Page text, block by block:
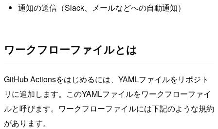
通知の送信（Slack、メールなどへの自動通知）
ワークフローファイルとは
GitHub Actionsをはじめるには、YAMLファイルをリポジト
リに追加します。このYAMLファイルをワークフローファイ
ルと呼びます。ワークフローファイルには下記のような規約
があります。